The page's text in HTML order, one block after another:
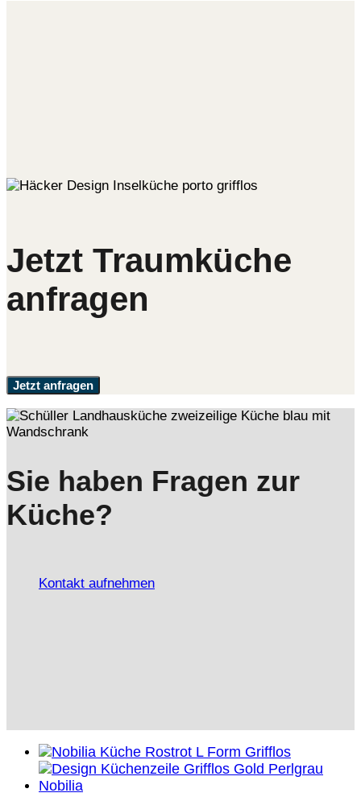
Jetzt Traumküche
anfragen
Jetzt anfragen
Sie haben Fragen zur
Küche?
Kontakt aufnehmen